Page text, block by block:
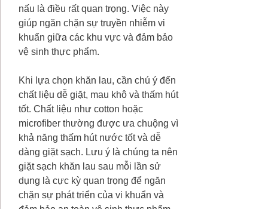
nấu là điều rất quan trọng. Việc này
giúp ngăn chặn sự truyền nhiễm vi
khuẩn giữa các khu vực và đảm bảo
vệ sinh thực phẩm.
Khi lựa chọn khăn lau, cần chú ý đến
chất liệu dễ giặt, mau khô và thấm hút
tốt. Chất liệu như cotton hoặc
microfiber thường được ưa chuộng vì
khả năng thấm hút nước tốt và dễ
dàng giặt sạch. Lưu ý là chúng ta nên
giặt sạch khăn lau sau mỗi lần sử
dụng là cực kỳ quan trọng để ngăn
chặn sự phát triển của vi khuẩn và